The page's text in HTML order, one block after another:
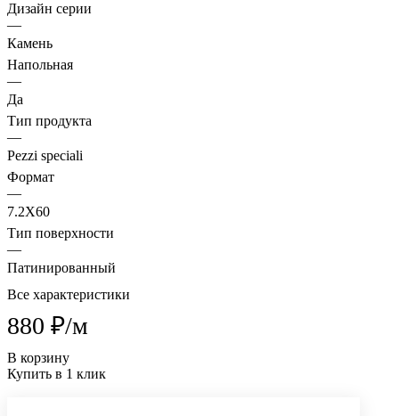
Дизайн серии
—
Камень
Напольная
—
Да
Тип продукта
—
Pezzi speciali
Формат
—
7.2X60
Тип поверхности
—
Патинированный
Все характеристики
880 ₽/м
В корзину
Купить в 1 клик